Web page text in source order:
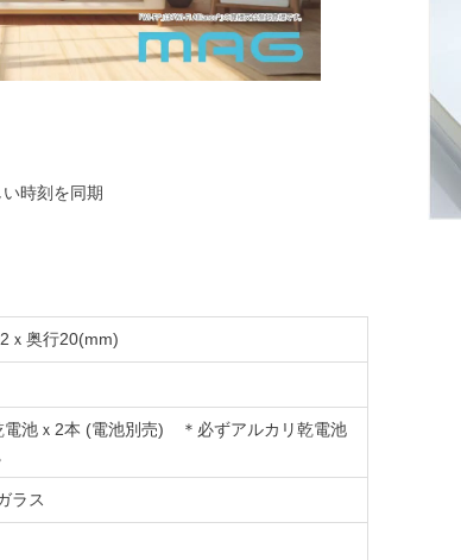
時刻を同期
ｘ奥行20(mm)
電池ｘ2本 (電池別売) ＊必ずアルカリ乾電池
ラス